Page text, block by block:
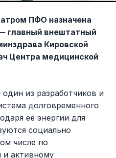
ПФО назначена
главный внештатный
Кировской
Центра медицинской
из разработчиков и
долговременного
её энергии для
социально
числе по
и активному